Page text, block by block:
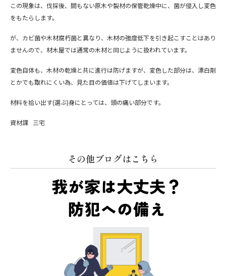
この現象は、伐採後、間もない原木や製材の保管乾燥中に、菌が侵入し変色
をもたらします。
が、カビ菌や木材腐朽菌と異なり、木材の強度低下を引き起こすことはあり
ませんので、材木屋では通常の木材と同じように扱われています。
変色自体も、木材の乾燥と共に進行は防げますが、変色した部分は、漂白剤
とかでも取れにくい為、見た目の価値は下げてしまいます。
材料を拾い出す(選ぶ)身にとっては、頭の痛い部分です。
資材課 三宅
その他ブログはこちら